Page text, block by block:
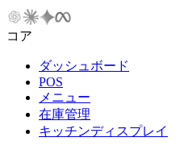
コア
ダッシュボード
POS
メニュー
在庫管理
キッチンディスプレイ